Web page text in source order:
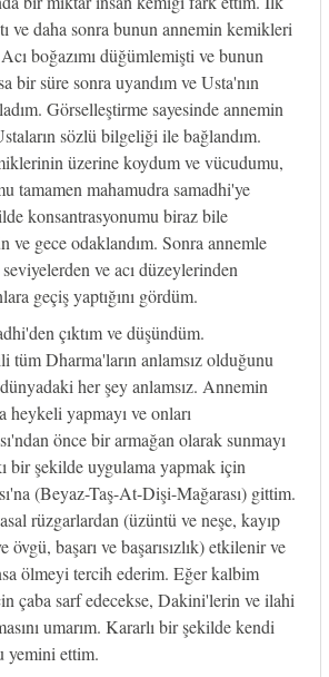
ve daha sonra bunun annemin kemikleri
boğazımı düğümlemişti ve bunun
bir süre sonra uyandım ve Usta'nın
Görselleştirme sayesinde annemin
sözlü bilgeliği ile bağlandım.
üzerine koydum ve vücudumu,
tamamen mahamudra samadhi'ye
konsantrasyonumu biraz bile
ve gece odaklandım. Sonra annemle
ve acı düzeylerinden
geçiş yaptığını gördüm.
çıktım ve düşündüm.
tüm Dharma'ların anlamsız olduğunu
her şey anlamsız. Annemin
yapmayı ve onları
önce bir armağan olarak sunmayı
bir şekilde uygulama yapmak için
(Beyaz-Taş-At-Dişi-Mağarası) gittim.
rüzgarlardan (üzüntü ve neşe, kayıp
övgü, başarı ve başarısızlık) etkilenir ve
ölmeyi tercih ederim. Eğer kalbim
çaba sarf edecekse, Dakini'lerin ve ilahi
umarım. Kararlı bir şekilde kendi
yemini ettim.